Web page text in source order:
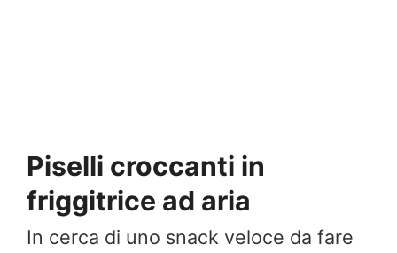
Piselli croccanti in
friggitrice ad aria
In cerca di uno snack veloce da fare